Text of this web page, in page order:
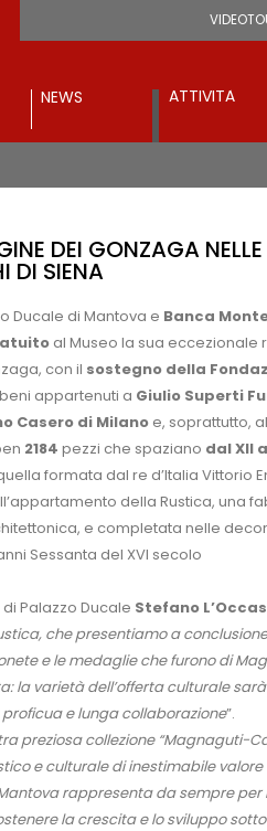
NEWS ATTIVITÀ
DEI GONZAGA
DI SIENA
Ducale di Mantova e Banca
al Museo la sua eccezionale
con il sostegno della
appartenuti a Giulio Superti
Casero di Milanoe, soprattutto, al
2184 pezzi che spaziano dal XII
formata dal re d’Italia Vittorio
della Rustica, una
e completata nelle
Sessanta del XVI secolo
Palazzo Ducale Stefano
che presentiamo a
e le medaglie che furono di
la varietà dell’offerta culturale
e lunga collaborazione”.
preziosa collezione “Magnaguti-
e culturale di inestimabile valore
rappresenta da sempre
la crescita e lo sviluppo